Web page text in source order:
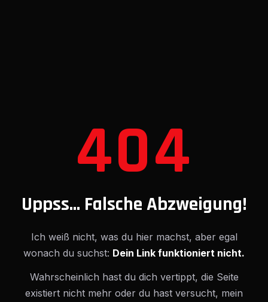
404
Uppss... Falsche Abzweigung!
Ich weiß nicht, was du hier machst, aber egal
wonach du suchst: Dein Link funktioniert nicht.
Wahrscheinlich hast du dich vertippt, die Seite
existiert nicht mehr oder du hast versucht, mein